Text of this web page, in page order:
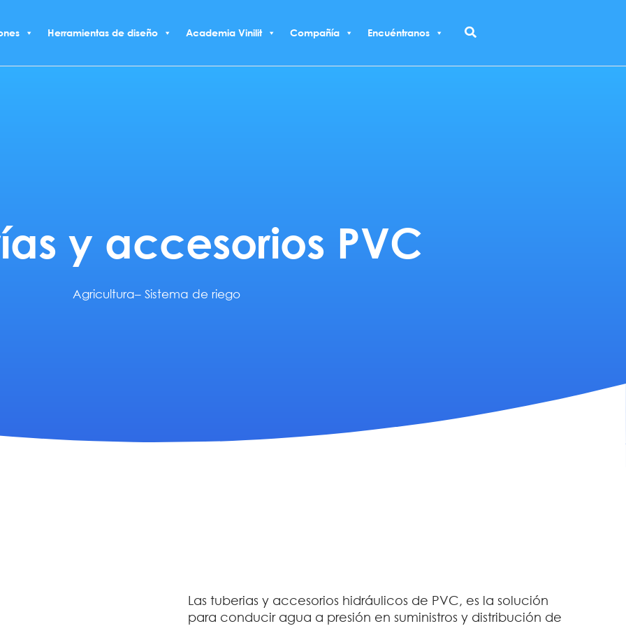
Herramientas de diseño Academia Vinilit Compañía Encuéntranos Buscar
y accesorios PVC
Agricultura– Sistema de riego
Las tuberias y accesorios hidráulicos de PVC, es la solución
para conducir agua a presión en suministros y distribución de